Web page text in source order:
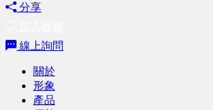
分享
線上詢問
關於
形象
產品